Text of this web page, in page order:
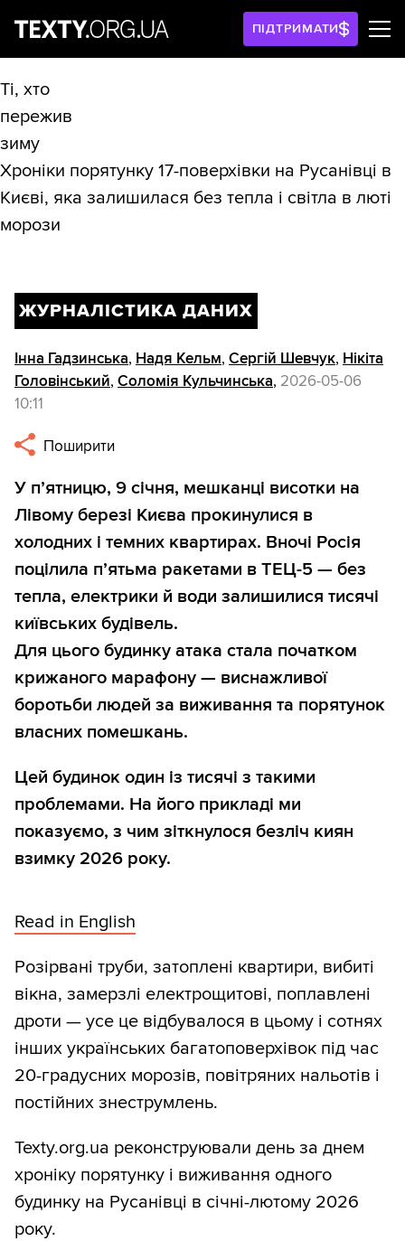
ПІДТРИМАТИ
ЖУРНАЛІСТИКА ДАНИХ
Інна Гадзинська, Надя Кельм, Сергій Шевчук, Нікіта
Головінський, Соломія Кульчинська, 2026-05-06
10:11
Поширити
У п’ятницю, 9 січня, мешканці висотки на
Лівому березі Києва прокинулися в
холодних і темних квартирах. Вночі Росія
поцілила п’ятьма ракетами в ТЕЦ-5 — без
тепла, електрики й води залишилися тисячі
київських будівель.
Для цього будинку атака стала початком
крижаного марафону — виснажливої
боротьби людей за виживання та порятунок
власних помешкань.
Цей будинок один із тисячі з такими
проблемами. На його прикладі ми
показуємо, з чим зіткнулося безліч киян
взимку 2026 року.
Ті, хто
пережив
зиму
Хроніки порятунку 17-поверхівки на Русанівці в
Києві, яка залишилася без тепла і світла в люті
морози
Read in English
Розірвані труби, затоплені квартири, вибиті
вікна, замерзлі електрощитові, поплавлені
дроти — усе це відбувалося в цьому і сотнях
інших українських багатоповерхівок під час
20-градусних морозів, повітряних нальотів і
постійних знеструмлень.
Texty.org.ua реконструювали день за днем
хроніку порятунку і виживання одного
будинку на Русанівці в січні-лютому 2026
року.